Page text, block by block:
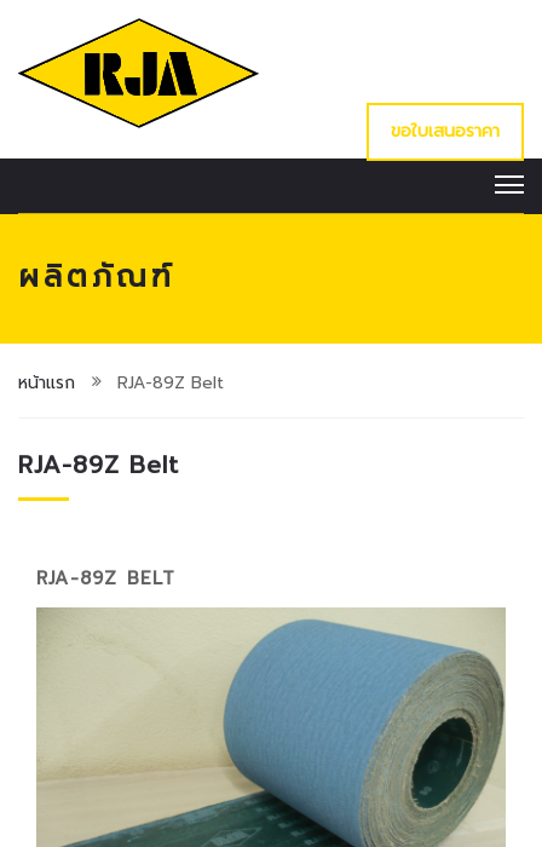
ขอใบเสนอราคา
ผลิตภัณฑ์
หน้าแรก RJA-89Z Belt
RJA-89Z Belt
RJA-89Z BELT